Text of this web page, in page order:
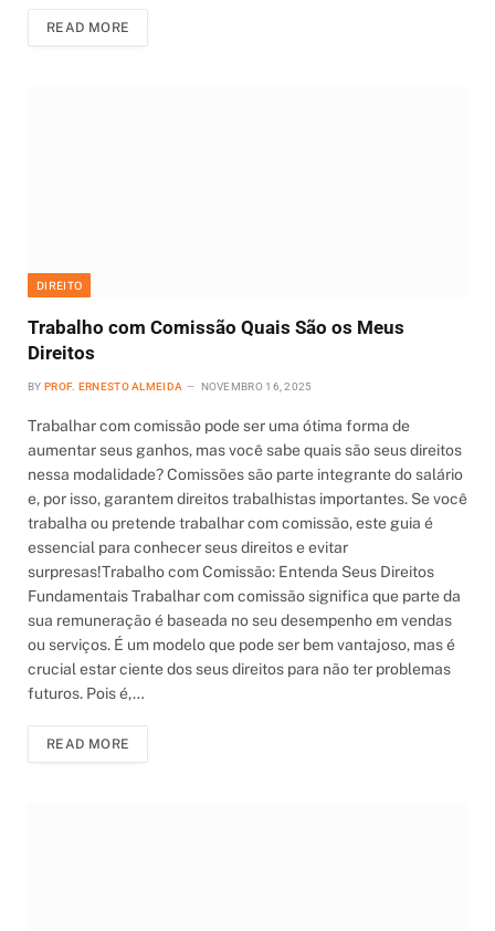
READ MORE
DIREITO
Trabalho com Comissão Quais São os Meus
Direitos
BY PROF. ERNESTO ALMEIDA NOVEMBRO 16, 2025
Trabalhar com comissão pode ser uma ótima forma de
aumentar seus ganhos, mas você sabe quais são seus direitos
nessa modalidade? Comissões são parte integrante do salário
e, por isso, garantem direitos trabalhistas importantes. Se você
trabalha ou pretende trabalhar com comissão, este guia é
essencial para conhecer seus direitos e evitar
surpresas!Trabalho com Comissão: Entenda Seus Direitos
Fundamentais Trabalhar com comissão significa que parte da
sua remuneração é baseada no seu desempenho em vendas
ou serviços. É um modelo que pode ser bem vantajoso, mas é
crucial estar ciente dos seus direitos para não ter problemas
futuros. Pois é,…
READ MORE